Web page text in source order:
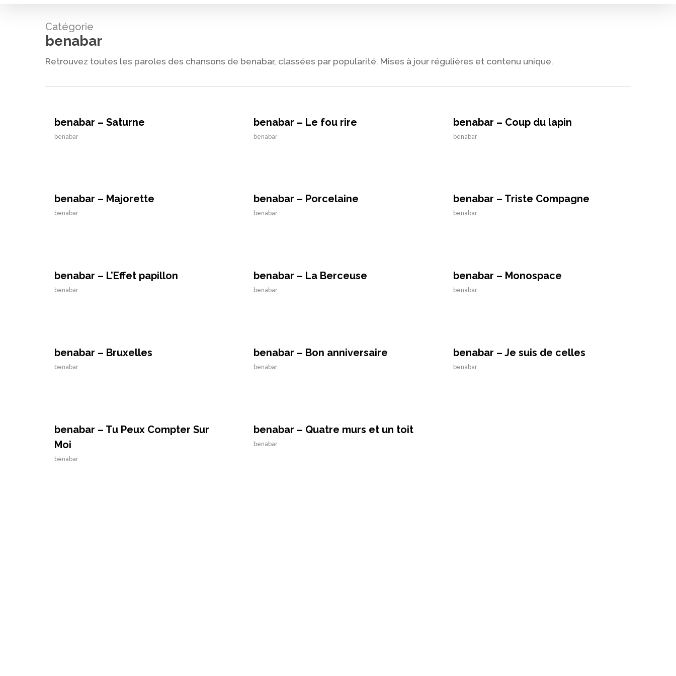
Catégorie
benabar
Retrouvez toutes les paroles des chansons de benabar, classées par popularité. Mises à jour régulières et contenu unique.
benabar – Saturne
benabar
benabar – Le fou rire
benabar
benabar – Coup du lapin
benabar
benabar – Majorette
benabar
benabar – Porcelaine
benabar
benabar – Triste Compagne
benabar
benabar – L’Effet papillon
benabar
benabar – La Berceuse
benabar
benabar – Monospace
benabar
benabar – Bruxelles
benabar
benabar – Bon anniversaire
benabar
benabar – Je suis de celles
benabar
benabar – Tu Peux Compter Sur
Moi
benabar
benabar – Quatre murs et un toit
benabar